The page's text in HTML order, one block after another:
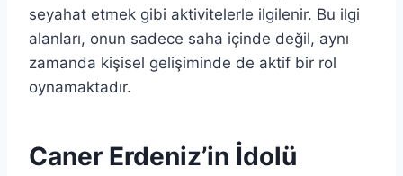
seyahat etmek gibi aktivitelerle ilgilenir. Bu ilgi
alanları, onun sadece saha içinde değil, aynı
zamanda kişisel gelişiminde de aktif bir rol
oynamaktadır.
Caner Erdeniz’in İdolü